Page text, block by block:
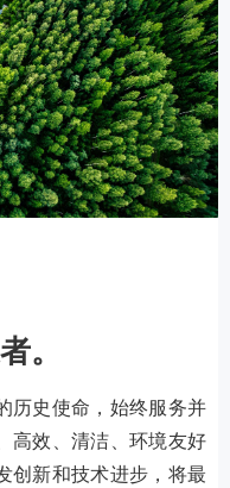
。
史使命，始终服务并
高效、清洁、环境友好
创新和技术进步，将最